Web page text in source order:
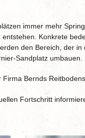
immer mehr
Konkrete
den Bereich, der
Sandplatz umbauen.
Bernds
Fortschritt